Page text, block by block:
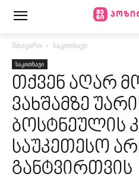
მთავარი საკითხავი
საკითხავი
თქვენ აღარ
ვახშამზე
ბოსტნეულის
საუკეთესო
განტვირთვის